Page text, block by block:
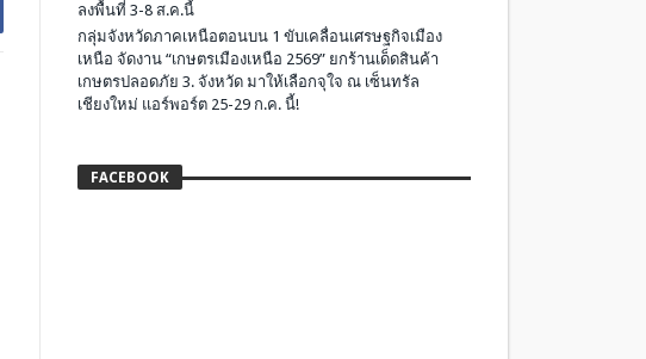
ลงพื้นที่ 3-8 ส.ค.นี้
กลุ่มจังหวัดภาคเหนือตอนบน 1 ขับเคลื่อนเศรษฐกิจเมือง
เหนือ จัดงาน “เกษตรเมืองเหนือ 2569” ยกร้านเด็ดสินค้า
เกษตรปลอดภัย 3. จังหวัด มาให้เลือกจุใจ ณ เซ็นทรัล
เชียงใหม่ แอร์พอร์ต 25-29 ก.ค. นี้!
FACEBOOK